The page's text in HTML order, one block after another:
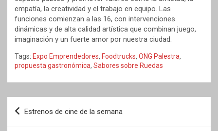
empatía, la creatividad y el trabajo en equipo. Las
funciones comienzan a las 16, con intervenciones
dinámicas y de alta calidad artística que combinan juego,
imaginación y un fuerte amor por nuestra ciudad.
Tags: Expo Emprendedores, Foodtrucks, ONG Palestra,
propuesta gastronómica, Sabores sobre Ruedas
Navegación
Estrenos de cine de la semana